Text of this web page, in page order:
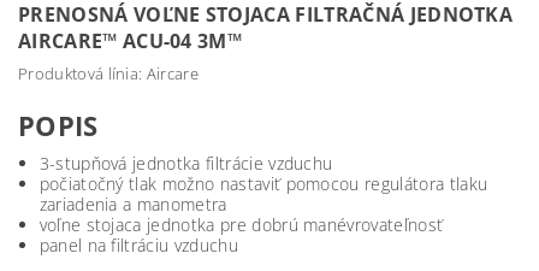
PRENOSNÁ VOĽNE STOJACA FILTRAČNÁ JEDNOTKA
AIRCARE™ ACU-04 3M™
Produktová línia: Aircare
POPIS
3-stupňová jednotka filtrácie vzduchu
počiatočný tlak možno nastaviť pomocou regulátora tlaku
zariadenia a manometra
voľne stojaca jednotka pre dobrú manévrovateľnosť
panel na filtráciu vzduchu